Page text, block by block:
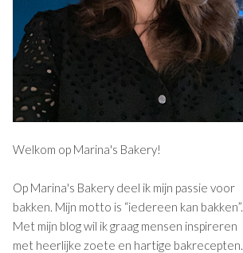
Welkom op Marina's Bakery!
Op Marina's Bakery deel ik mijn passie voor
bakken. Mijn motto is “iedereen kan bakken”.
Met mijn blog wil ik graag mensen inspireren
met heerlijke zoete en hartige bakrecepten.